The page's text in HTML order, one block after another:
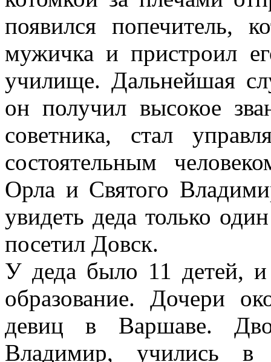
появился попечитель,
мужичка и пристроил
училище. Дальнейшая
он получил высокое
советника, стал
состоятельным
Орла и Святого
увидеть деда только
посетил Довск.
У деда было 11 детей, и
образование. Дочери
девиц в Варшаве.
Владимир, учились в